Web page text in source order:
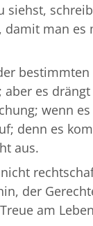
siehst,
damit man es
aber es
wenn
denn es
aus.
der
am